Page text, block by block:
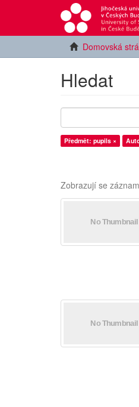
Domovská
Hledat
Předmět: pupils ×
Zobrazují se